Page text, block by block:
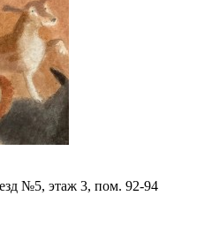
№5, этаж 3, пом. 92-94